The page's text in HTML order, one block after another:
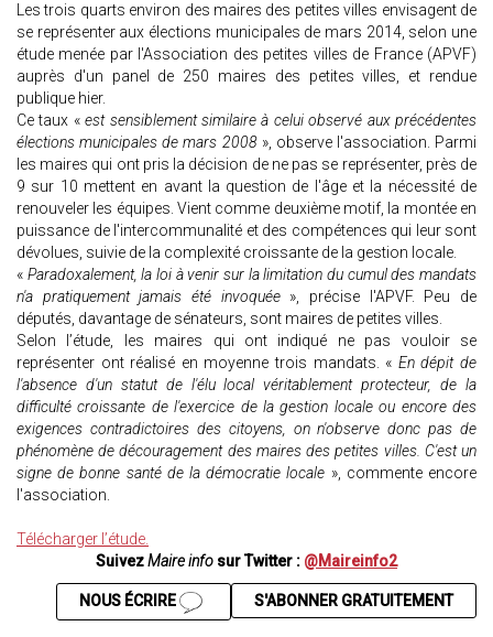
Les trois quarts environ des maires des petites villes envisagent de
se représenter aux élections municipales de mars 2014, selon une
étude menée par l'Association des petites villes de France (APVF)
auprès d'un panel de 250 maires des petites villes, et rendue
publique hier.
Ce taux «est sensiblement similaire à celui observé aux précédentes
élections municipales de mars 2008 », observe l'association. Parmi
les maires qui ont pris la décision de ne pas se représenter, près de
9 sur 10 mettent en avant la question de l'âge et la nécessité de
renouveler les équipes. Vient comme deuxième motif, la montée en
puissance de l'intercommunalité et des compétences qui leur sont
dévolues, suivie de la complexité croissante de la gestion locale.
« Paradoxalement, la loi à venir sur la limitation du cumul des mandats
n'a pratiquement jamais été invoquée», précise l'APVF. Peu de
députés, davantage de sénateurs, sont maires de petites villes.
Selon l’étude, les maires qui ont indiqué ne pas vouloir se
représenter ont réalisé en moyenne trois mandats. « En dépit de
l'absence d'un statut de l'élu local véritablement protecteur, de la
difficulté croissante de l'exercice de la gestion locale ou encore des
exigences contradictoires des citoyens, on n'observe donc pas de
phénomène de découragement des maires des petites villes. C'est un
signe de bonne santé de la démocratie locale », commente encore
l'association.
Télécharger l’étude.
SuivezMaire info sur Twitter : @Maireinfo2
S'ABONNER GRATUITEMENT
NOUS ÉCRIRE